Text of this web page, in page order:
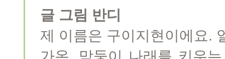
글 그림 반디
제 이름은 구이지현이에요.